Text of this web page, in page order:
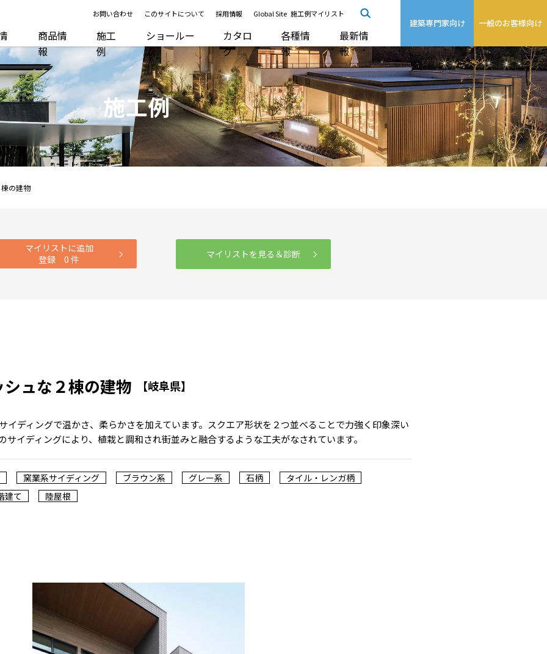
お問い合わせ このサイトについて 採用情報 Global Site 施工例マイリスト
商品情
報
施工
例
ショールー
ム
カタロ
グ
各種情
報
最新情
報
建築専門家向け 一般のお客様向け
施工例
の建物
マイリストに追加
登録0 件 マイリストを見る＆診断
ュな２棟の建物 【岐阜県】
イディングで温かさ、柔らかさを加えています。スクエア形状を２つ並べることで力強く印象深い
サイディングにより、植栽と調和され街並みと融合するような工夫がなされています。
窯業系サイディング ブラウン系 グレー系 石柄
タイル・レンガ柄
建て
陸屋根